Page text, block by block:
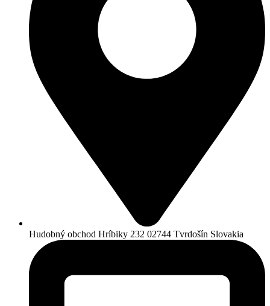
Hudobný obchod Hríbiky 232 02744 Tvrdošín Slovakia